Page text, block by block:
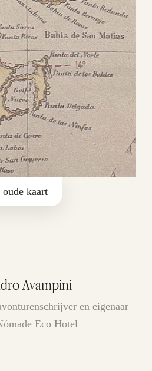
kaart
Avampini
en eigenaar
Eco Hotel